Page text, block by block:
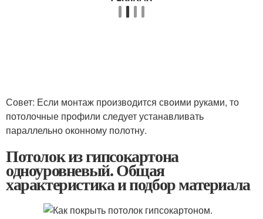
Совет: Если монтаж производится своими руками, то
потолочные профили следует устанавливать
параллельно оконному полотну.
Потолок из гипсокартона
одноуровневый. Общая
характеристика и подбор материала